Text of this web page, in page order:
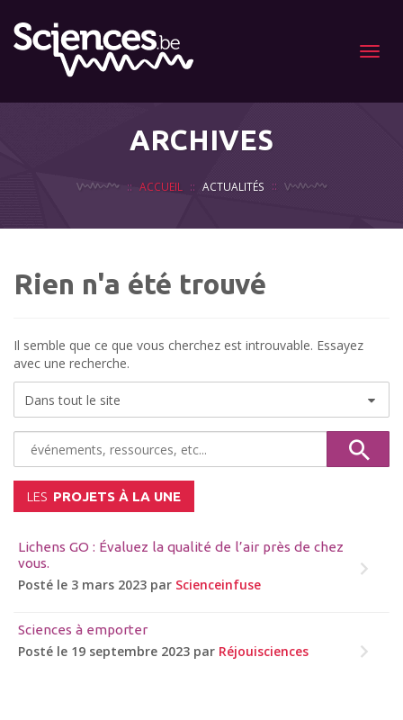
Menu
ARCHIVES
ACCUEIL ACTUALITÉS
Rien n'a été trouvé
Il semble que ce que vous cherchez est introuvable. Essayez
avec une recherche.
LES PROJETS À LA UNE
Lichens GO : Évaluez la qualité de l’air près de chez
vous.
Posté le 3 mars 2023 par Scienceinfuse
Sciences à emporter
Posté le 19 septembre 2023 par Réjouisciences